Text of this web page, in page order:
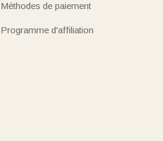
Méthodes de paiement
Programme d'affiliation